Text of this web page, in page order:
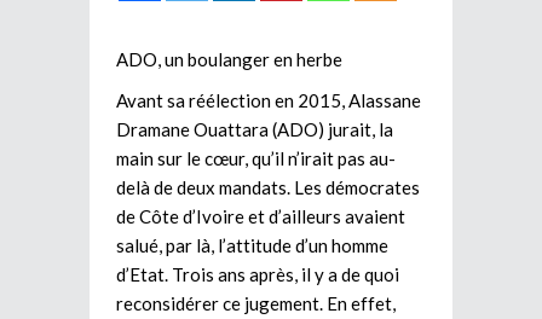
ADO, un boulanger en herbe
Avant sa réélection en 2015, Alassane
Dramane Ouattara (ADO) jurait, la
main sur le cœur, qu’il n’irait pas au-
delà de deux mandats. Les démocrates
de Côte d’Ivoire et d’ailleurs avaient
salué, par là, l’attitude d’un homme
d’Etat. Trois ans après, il y a de quoi
reconsidérer ce jugement. En effet,